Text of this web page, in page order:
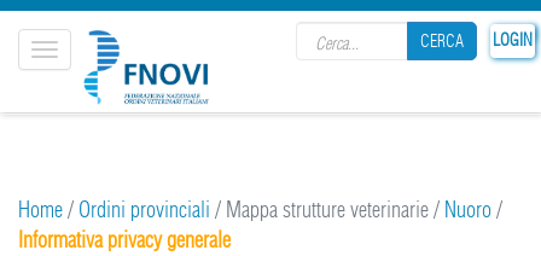
LOGIN
CERCA
Toggle
navigation
Home/ Ordini provinciali / Mappa strutture veterinarie/ Nuoro/
Informativa privacy generale